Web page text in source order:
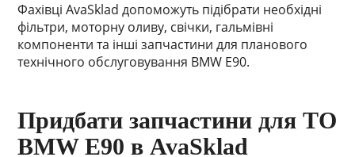
Фахівці AvaSklad допоможуть підібрати необхідні
фільтри, моторну оливу, свічки, гальмівні
компоненти та інші запчастини для планового
технічного обслуговування BMW E90.
Придбати запчастини для ТО
BMW E90 в AvaSklad